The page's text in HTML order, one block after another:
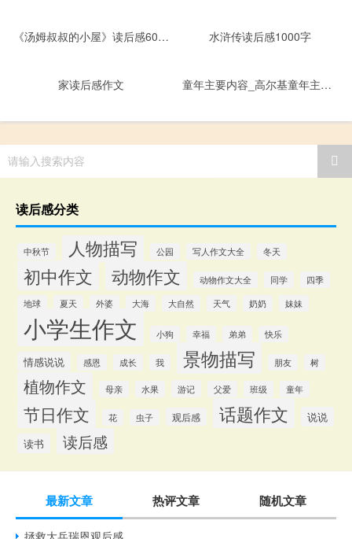
《汤姆叔叔的小屋》读后感600字 水浒传读后感1000字
家读后感作文 童年主要内容_高尔基童年主要内容
请输入搜索内容
读后感分类
中秋节 人物描写 公园 写人作文大全 冬天
初中作文 动物作文 动物作文大全 同学
四季
地球
夏天 外婆 大海 大自然 天气 奶奶 妹妹
小学生作文 小狗 幸福 弟弟 快乐
情感说说 感恩 成长 我 景物描写 朋友 树
植物作文 母亲 水果 游记 父爱 班级 童年
节日作文 花 虫子 观后感 话题作文
说说
读书
读后感
最新文章 热评文章 随机文章